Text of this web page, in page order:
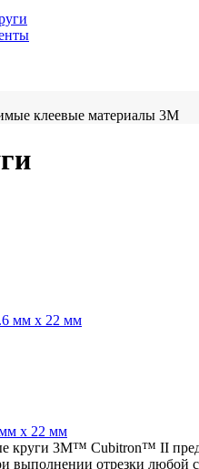
клеевые материалы 3М
х 22 мм
круги 3M™ Cubitron™ II
отрезки любой